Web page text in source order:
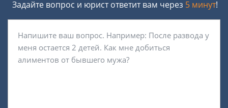
Задайте вопрос и юрист ответит вам через 5 минут!